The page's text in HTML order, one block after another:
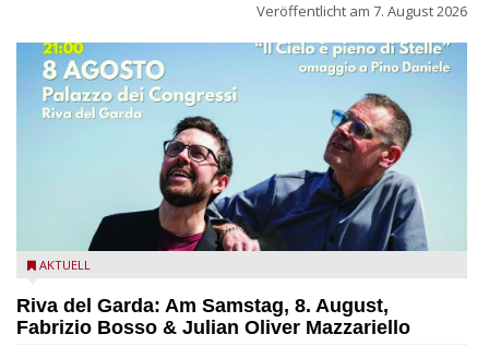
Veröffentlicht am 7. August 2026
Fabrizio Bosso & Julian Oliver Mazzariello zu Gast beim Garda
AKTUELL
Riva del Garda: Am Samstag, 8. August,
Fabrizio Bosso & Julian Oliver Mazzariello